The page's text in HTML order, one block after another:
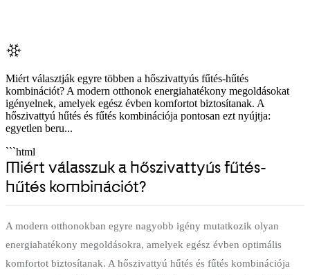
Miért választják egyre többen a hőszivattyús fűtés-hűtés
kombinációt? A modern otthonok energiahatékony megoldásokat
igényelnek, amelyek egész évben komfortot biztosítanak. A
hőszivattyú hűtés és fűtés kombinációja pontosan ezt nyújtja:
egyetlen beru...
```html
Miért válasszuk a hőszivattyús fűtés-
hűtés kombinációt?
A modern otthonokban egyre nagyobb igény mutatkozik olyan
energiahatékony megoldásokra, amelyek egész évben optimális
komfortot biztosítanak. A hőszivattyú hűtés és fűtés kombinációja